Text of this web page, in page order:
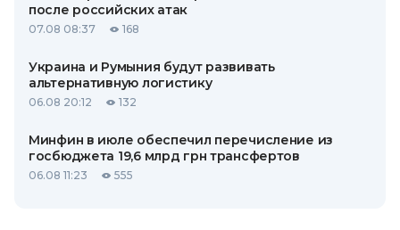
после российских атак
07.08 08:37 168
Украина и Румыния будут развивать
альтернативную логистику
06.08 20:12 132
Минфин в июле обеспечил перечисление из
госбюджета 19,6 млрд грн трансфертов
06.08 11:23 555